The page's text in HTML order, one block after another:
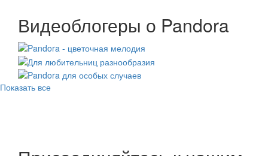
Видеоблогеры о Pandora
Показать все